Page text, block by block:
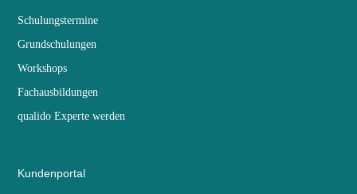
Schulungstermine
Grundschulungen
Workshops
Fachausbildungen
qualido Experte werden
Kundenportal